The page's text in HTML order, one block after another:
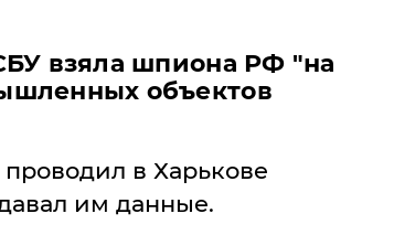
взяла шпиона РФ "на
объектов
в Харькове
им данные.